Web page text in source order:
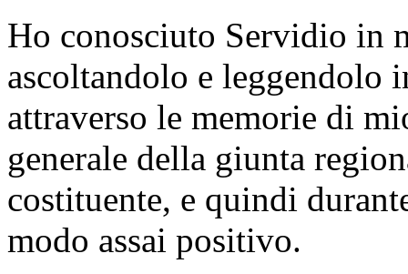
Ho conosciuto Servidio in
ascoltandolo e leggendolo
attraverso le memorie di
generale della giunta
costituente, e quindi
modo assai positivo.